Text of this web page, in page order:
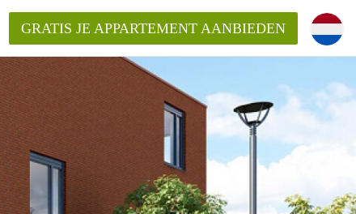
GRATIS JE APPARTEMENT AANBIEDEN